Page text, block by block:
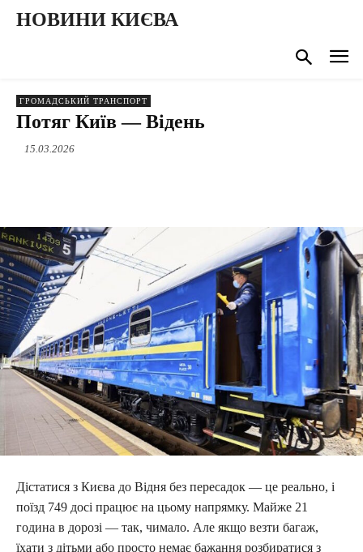
НОВИНИ КИЄВА
ГРОМАДСЬКИЙ ТРАНСПОРТ
Потяг Київ — Відень
15.03.2026
Дістатися з Києва до Відня без пересадок — це реально, і
поїзд 749 досі працює на цьому напрямку. Майже 21
година в дорозі — так, чимало. Але якщо везти багаж,
їхати з дітьми або просто немає бажання розбиратися з